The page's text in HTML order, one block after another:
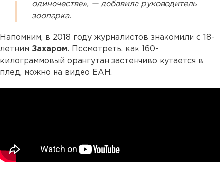
одиночестве», — добавила руководитель
зоопарка.
Напомним, в 2018 году журналистов знакомили с 18-
летним Захаром. Посмотреть, как 160-
килограммовый орангутан застенчиво кутается в
плед, можно на видео ЕАН.